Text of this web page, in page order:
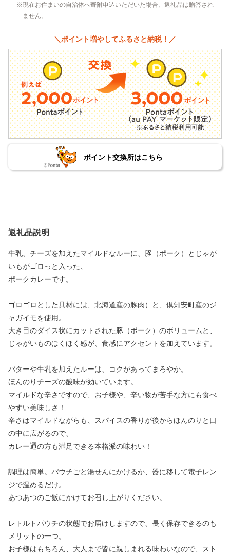
現在お住まいの自治体へ寄附申込いただいた場合、返礼品は贈答され
ません。
＼ポイント増やしてふるさと納税！／
ポイント交換所はこちら
返礼品説明
牛乳、チーズを加えたマイルドなルーに、豚（ポーク）とじゃが
いもがゴロっと入った、
ポークカレーです。
ゴロゴロとした具材には、北海道産の豚肉）と、倶知安町産のジ
ャガイモを使用。
大き目のダイス状にカットされた豚（ポーク）のボリュームと、
じゃがいものほくほく感が、食感にアクセントを加えています。
バターや牛乳を加えたルーは、コクがあってまろやか。
ほんのりチーズの酸味が効いています。
マイルドな辛さですので、お子様や、辛い物が苦手な方にも食べ
やすい美味しさ！
辛さはマイルドながらも、スパイスの香りが後からほんのりと口
の中に広がるので、
カレー通の方も満足できる本格派の味わい！
調理は簡単。パウチごと湯せんにかけるか、器に移して電子レン
ジで温めるだけ。
あつあつのご飯にかけてお召し上がりください。
レトルトパウチの状態でお届けしますので、長く保存できるのも
メリットの一つ。
お子様はもちろん、大人まで皆に親しまれる味わいなので、スト